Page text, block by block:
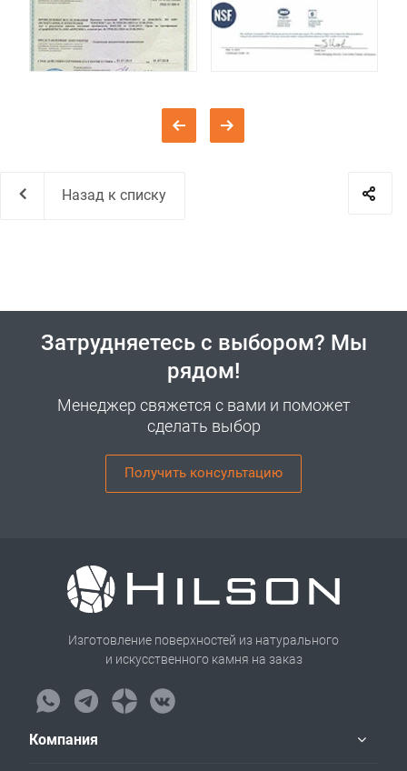
Назад к списку
Затрудняетесь с выбором? Мы
рядом!
Менеджер свяжется с вами и поможет
сделать выбор
Получить консультацию
Изготовление поверхностей из натурального
и искусственного камня на заказ
Компания